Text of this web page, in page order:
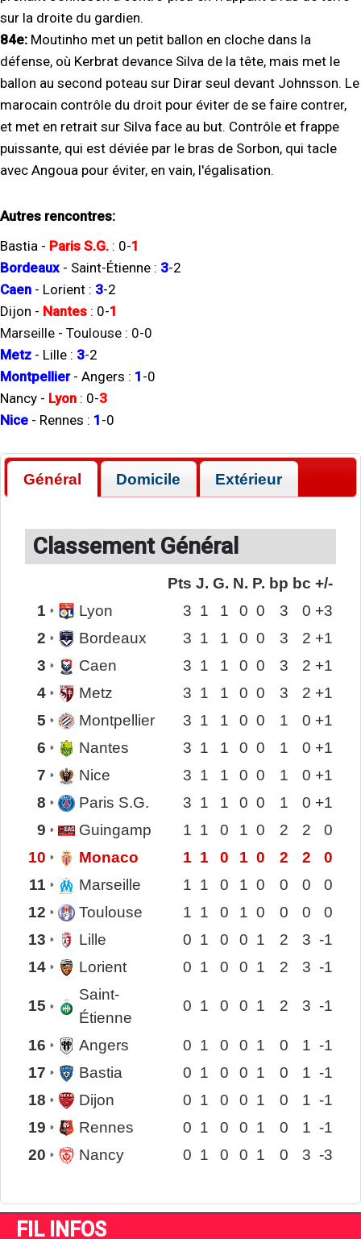
sur la droite du gardien.
84e: Moutinho met un petit ballon en cloche dans la
défense, où Kerbrat devance Silva de la tête, mais met le
ballon au second poteau sur Dirar seul devant Johnsson. Le
marocain contrôle du droit pour éviter de se faire contrer,
et met en retrait sur Silva face au but. Contrôle et frappe
puissante, qui est déviée par le bras de Sorbon, qui tacle
avec Angoua pour éviter, en vain, l'égalisation.
Autres rencontres:
Bastia - Paris S.G. : 0-1
Bordeaux - Saint-Étienne : 3-2
Caen - Lorient : 3-2
Dijon - Nantes : 0-1
Marseille - Toulouse : 0-0
Metz - Lille : 3-2
Montpellier- Angers : 1 -0
Nancy - Lyon : 0-3
Nice - Rennes : 1 -0
Général Domicile Extérieur
Classement Général
Pts J. G. N. P. bp bc +/-
1
Lyon 3 1 1 0 0 3 0 +3
2
Bordeaux 3 1 1 0 0 3 2 +1
3
Caen 3 1 1 0 0 3 2 +1
4
Metz 3 1 1 0 0 3 2 +1
5
Montpellier 3 1 1 0 0 1 0 +1
6
Nantes 3 1 1 0 0 1 0 +1
7
Nice 3 1 1 0 0 1 0 +1
8
Paris S.G. 3 1 1 0 0 1 0 +1
9
Guingamp 1 1 0 1 0 2 2
0
10
Monaco 1 1 0 1 0 2 2
0
11
Marseille 1 1 0 1 0 0 0
0
12
Toulouse 1 1 0 1 0 0 0
0
13
Lille 0 1 0 0 1 2 3 -1
14
Lorient 0 1 0 0 1 2 3 -1
15
Saint-
Étienne
0 1 0 0 1 2 3 -1
16 Angers 0 1 0 0 1 0 1 -1
17
Bastia 0 1 0 0 1 0 1 -1
18
Dijon 0 1 0 0 1 0 1 -1
19
Rennes 0 1 0 0 1 0 1 -1
20
Nancy 0 1 0 0 1 0 3 -3
FIL INFOS